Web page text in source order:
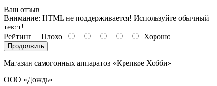
Ваш отзыв
Внимание: HTML не поддерживается! Используйте обычный
текст!
Рейтинг Плохо Хорошо
Продолжить
Магазин самогонных аппаратов «Крепкое Хобби»
ООО «Дождь»